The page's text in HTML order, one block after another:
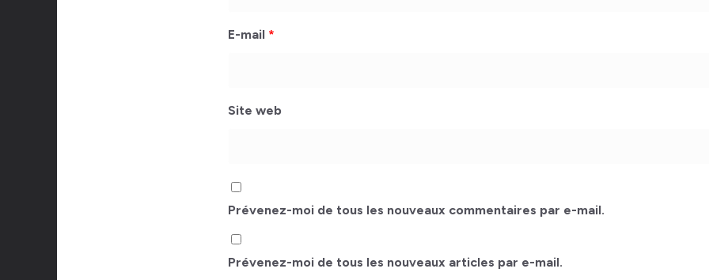
E-mail *
Site web
Prévenez-moi de tous les nouveaux commentaires par e-mail.
Prévenez-moi de tous les nouveaux articles par e-mail.